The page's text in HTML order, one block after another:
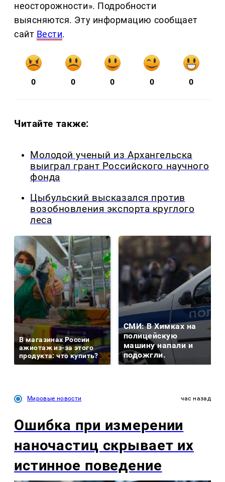
неосторожности». Подробности
выясняются. Эту информацию сообщает
сайт Вести.
0 0 0 0 0
Читайте также:
Молодой ученый из Архангельска
выиграл грант Российского научного
фонда
Цыбульский высказался против
возобновления экспорта круглого
леса
В магазинах России
ажиотаж из-за этого
продукта: что купить?
СМИ: В Химках на
полицейскую
машину напали и
подожгли.
Мировые новости час назад
Ошибка при измерении
наночастиц скрывает их
истинное поведение